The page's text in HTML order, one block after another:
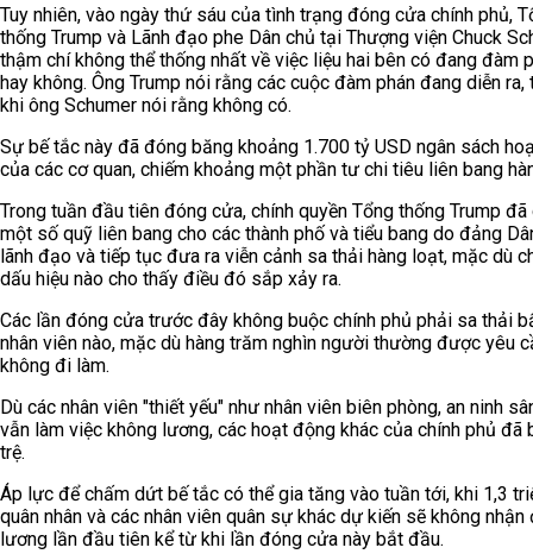
Tuy nhiên, vào ngày thứ sáu của tình trạng đóng cửa chính phủ,
thống Trump và Lãnh đạo phe Dân chủ tại Thượng viện Chuck
thậm chí không thể thống nhất về việc liệu hai bên có đang đàm
hay không. Ông Trump nói rằng các cuộc đàm phán đang diễn ra,
khi ông Schumer nói rằng không có.
Sự bế tắc này đã đóng băng khoảng 1.700 tỷ USD ngân sách
của các cơ quan, chiếm khoảng một phần tư chi tiêu liên bang
Trong tuần đầu tiên đóng cửa, chính quyền Tổng thống Trump đã
một số quỹ liên bang cho các thành phố và tiểu bang do đảng
lãnh đạo và tiếp tục đưa ra viễn cảnh sa thải hàng loạt, mặc dù
dấu hiệu nào cho thấy điều đó sắp xảy ra.
Các lần đóng cửa trước đây không buộc chính phủ phải sa thải
nhân viên nào, mặc dù hàng trăm nghìn người thường được yêu
không đi làm.
Dù các nhân viên "thiết yếu" như nhân viên biên phòng, an ninh
vẫn làm việc không lương, các hoạt động khác của chính phủ đã
trệ.
Áp lực để chấm dứt bế tắc có thể gia tăng vào tuần tới, khi 1,3
quân nhân và các nhân viên quân sự khác dự kiến sẽ không
lương lần đầu tiên kể từ khi lần đóng cửa này bắt đầu.